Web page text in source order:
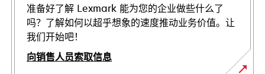
准备好了解 Lexmark 能为您的企业做些什么了
吗？了解如何以超乎想象的速度推动业务价值。让
我们开始吧！
向销售人员索取信息